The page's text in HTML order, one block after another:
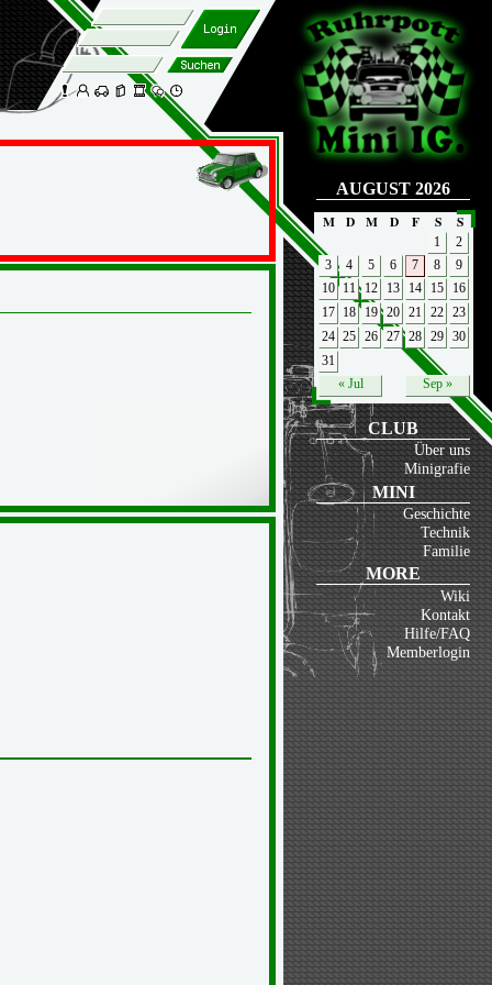
AUGUST 2026
M
D M D F S S
« Jul Sep »
1
2
3
4 5 6 7 8
9
10
11 12 13 14 15
16
17
18 19 20 21 22
23
24 25 26 27 28 29
30
31
CLUB
Über uns
Minigrafie
MINI
Geschichte
Technik
Familie
MORE
Wiki
Kontakt
Hilfe/FAQ
Memberlogin